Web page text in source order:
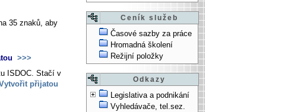
Ceník služeb
Časové sazby za práce
Hromadná školení
Režijní položky
Odkazy
Legislativa a podnikání
Vyhledávače, tel.sez.
35 znaků, aby
>>>
ISDOC. Stačí v
přijatou